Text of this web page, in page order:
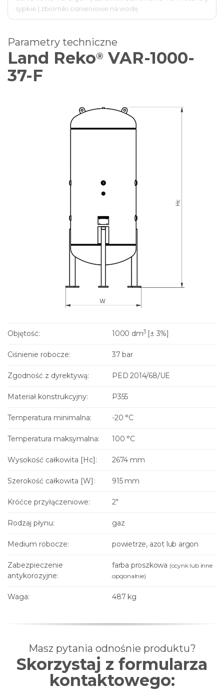
sypkie | zbiorniki ciśnieniowe na wodę
Parametry techniczne
Land Reko® VAR-1000-
37-F
Objętość: 1000 dm3[± 3%]
Ciśnienie robocze: 37 bar
Zgodność z dyrektywą: PED 2014/68/UE
Materiał konstrukcyjny: P355
Temperatura minimalna: -20 °C
Temperatura maksymalna: 100 °C
Wysokość całkowita [Hc]: 2674 mm
Szerokość całkowita [W]: 915 mm
Króćce przyłączeniowe: 2"
Rodzaj płynu: gaz
Medium robocze: powietrze, azot lub argon
Zabezpieczenie
antykorozyjne:
farba proszkowa (ocynk lub inne
opcjonalnie)
Waga: 487 kg
Masz pytania odnośnie produktu?
Skorzystaj z formularza
kontaktowego: